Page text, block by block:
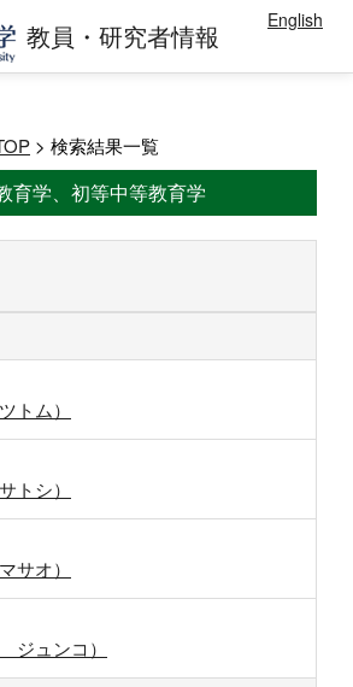
教員・研究者情報 English
> 検索結果一覧
育学、初等中等教育学
トム）
トシ）
サオ）
ジュンコ）